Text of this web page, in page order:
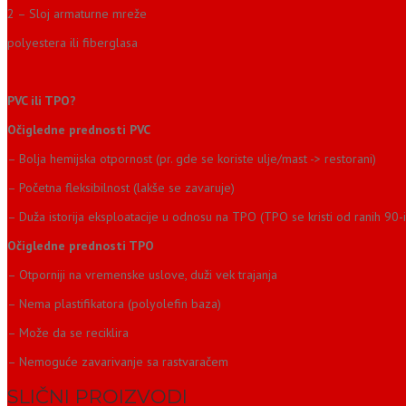
2 – Sloj armaturne mreže
polyestera ili fiberglasa
PVC ili TPO?
Očigledne prednosti PVC
– Bolja hemijska otpornost (pr. gde se koriste ulje/mast -> restorani)
– Početna fleksibilnost (lakše se zavaruje)
– Duža istorija eksploatacije u odnosu na TPO (TPO se kristi od ranih 90-
Očigledne prednosti TPO
– Otporniji na vremenske uslove, duži vek trajanja
– Nema plastifikatora (polyolefin baza)
– Može da se reciklira
– Nemoguće zavarivanje sa rastvaračem
SLIČNI PROIZVODI